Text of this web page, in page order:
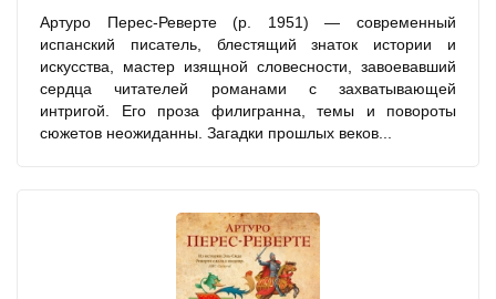
Артуро Перес-Реверте (р. 1951) — современный
испанский писатель, блестящий знаток истории и
искусства, мастер изящной словесности, завоевавший
сердца читателей романами с захватывающей
интригой. Его проза филигранна, темы и повороты
сюжетов неожиданны. Загадки прошлых веков...